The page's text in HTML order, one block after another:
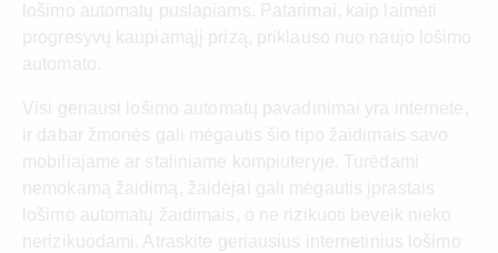
lošimo automatų puslapiams. Patarimai, kaip laimėti
progresyvų kaupiamąjį prizą, priklauso nuo naujo lošimo
automato.
Visi geriausi lošimo automatų pavadinimai yra internete,
ir dabar žmonės gali mėgautis šio tipo žaidimais savo
mobiliajame ar staliniame kompiuteryje. Turėdami
nemokamą žaidimą, žaidėjai gali mėgautis įprastais
lošimo automatų žaidimais, o ne rizikuoti beveik nieko
nerizikuodami. Atraskite geriausius internetinius lošimo